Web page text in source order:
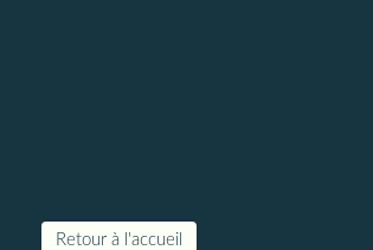
Retour à l'accueil